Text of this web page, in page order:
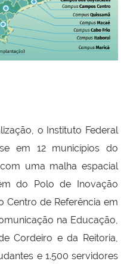
o Instituto Federal
se em 12 municípios do
uma malha espacial
do Polo de Inovação
Centro de Referência em
na Educação,
Cordeiro e da Reitoria,
e 1.500 servidores